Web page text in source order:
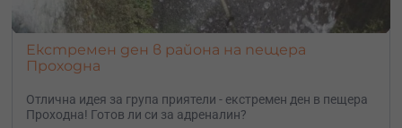
Екстремен ден в района на пещера
Проходна
Отлична идея за група приятели - екстремен ден в пещера
Проходна! Готов ли си за адреналин?